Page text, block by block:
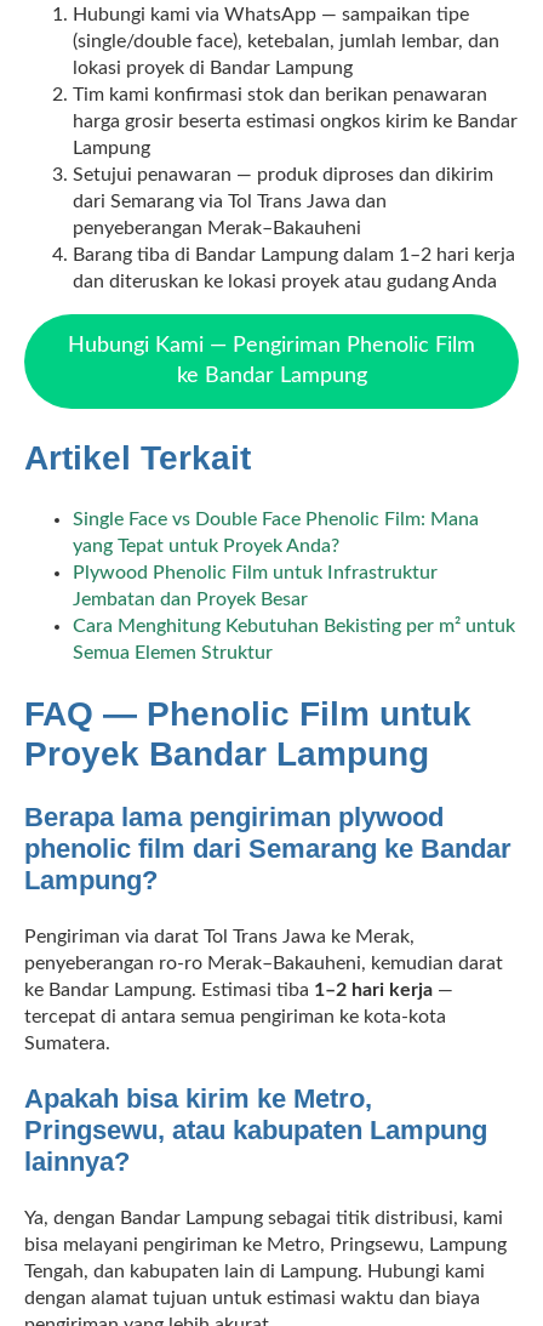
Hubungi kami via WhatsApp — sampaikan tipe
(single/double face), ketebalan, jumlah lembar, dan
lokasi proyek di Bandar Lampung
Tim kami konfirmasi stok dan berikan penawaran
harga grosir beserta estimasi ongkos kirim ke Bandar
Lampung
Setujui penawaran — produk diproses dan dikirim
dari Semarang via Tol Trans Jawa dan
penyeberangan Merak–Bakauheni
Barang tiba di Bandar Lampung dalam 1–2 hari kerja
dan diteruskan ke lokasi proyek atau gudang Anda
Hubungi Kami — Pengiriman Phenolic Film
ke Bandar Lampung
Artikel Terkait
Single Face vs Double Face Phenolic Film: Mana
yang Tepat untuk Proyek Anda?
Plywood Phenolic Film untuk Infrastruktur
Jembatan dan Proyek Besar
Cara Menghitung Kebutuhan Bekisting per m² untuk
Semua Elemen Struktur
FAQ — Phenolic Film untuk
Proyek Bandar Lampung
Berapa lama pengiriman plywood
phenolic film dari Semarang ke Bandar
Lampung?
Pengiriman via darat Tol Trans Jawa ke Merak,
penyeberangan ro-ro Merak–Bakauheni, kemudian darat
ke Bandar Lampung. Estimasi tiba 1–2 hari kerja —
tercepat di antara semua pengiriman ke kota-kota
Sumatera.
Apakah bisa kirim ke Metro,
Pringsewu, atau kabupaten Lampung
lainnya?
Ya, dengan Bandar Lampung sebagai titik distribusi, kami
bisa melayani pengiriman ke Metro, Pringsewu, Lampung
Tengah, dan kabupaten lain di Lampung. Hubungi kami
dengan alamat tujuan untuk estimasi waktu dan biaya